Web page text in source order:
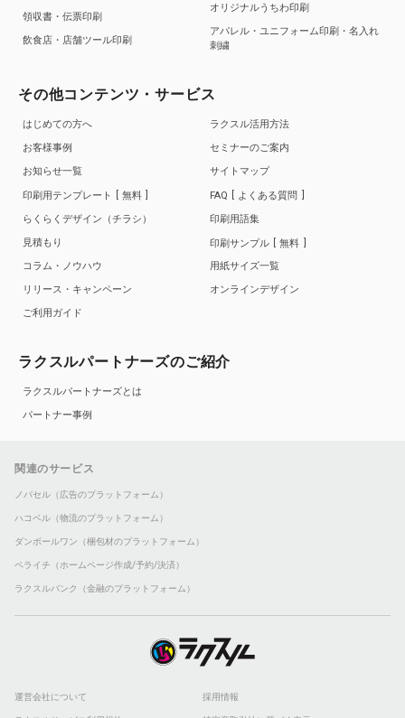
領収書・伝票印刷
飲食店・店舗ツール印刷
オリジナルうちわ印刷
アパレル・ユニフォーム印刷・名入れ
刺繍
その他コンテンツ・サービス
はじめての方へ
お客様事例
お知らせ一覧
印刷用テンプレート
無料
らくらくデザイン（チラシ）
見積もり
コラム・ノウハウ
リリース・キャンペーン
ご利用ガイド
ラクスル活用方法
セミナーのご案内
サイトマップ
FAQ
よくある質問
印刷用語集
印刷サンプル
無料
用紙サイズ一覧
オンラインデザイン
ラクスルパートナーズのご紹介
ラクスルパートナーズとは
パートナー事例
関連のサービス
ノバセル（広告のプラットフォーム）
ハコベル（物流のプラットフォーム）
ダンボールワン（梱包材のプラットフォーム）
ペライチ（ホームページ作成/予約/決済）
ラクスルバンク（金融のプラットフォーム）
運営会社について 採用情報